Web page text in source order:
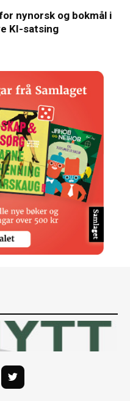
nynorsk og bokmål i
KI-satsing